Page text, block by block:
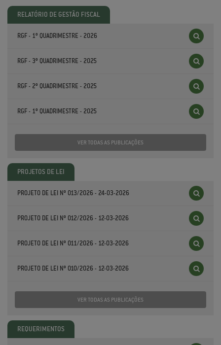
RELATÓRIO DE GESTÃO FISCAL
RGF - 1º QUADRIMESTRE - 2026
RGF - 3º QUADRIMESTRE - 2025
RGF - 2º QUADRIMESTRE - 2025
RGF - 1º QUADRIMESTRE - 2025
VER TODAS AS PUBLICAÇÕES
PROJETOS DE LEI
PROJETO DE LEI Nº 013/2026 - 24-03-2026
PROJETO DE LEI Nº 012/2026 - 12-03-2026
PROJETO DE LEI Nº 011/2026 - 12-03-2026
PROJETO DE LEI Nº 010/2026 - 12-03-2026
VER TODAS AS PUBLICAÇÕES
REQUERIMENTOS